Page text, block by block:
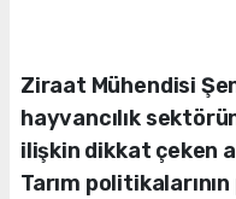
Ziraat Mühendisi
hayvancılık
ilişkin dikkat çeken
Tarım